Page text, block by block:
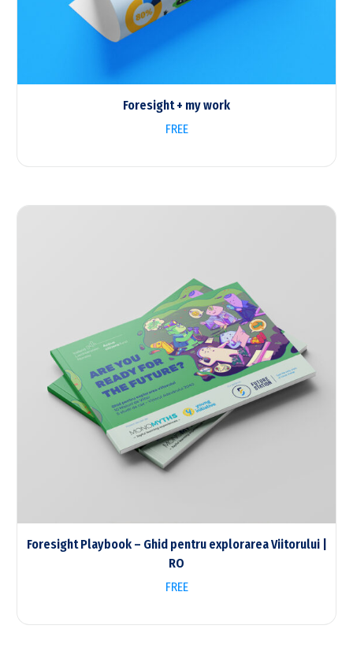
Foresight + my work
FREE
Foresight Playbook – Ghid pentru explorarea Viitorului |
RO
FREE